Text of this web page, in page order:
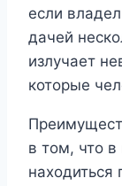
если
дачей
излучает
которые
в том, что
находиться